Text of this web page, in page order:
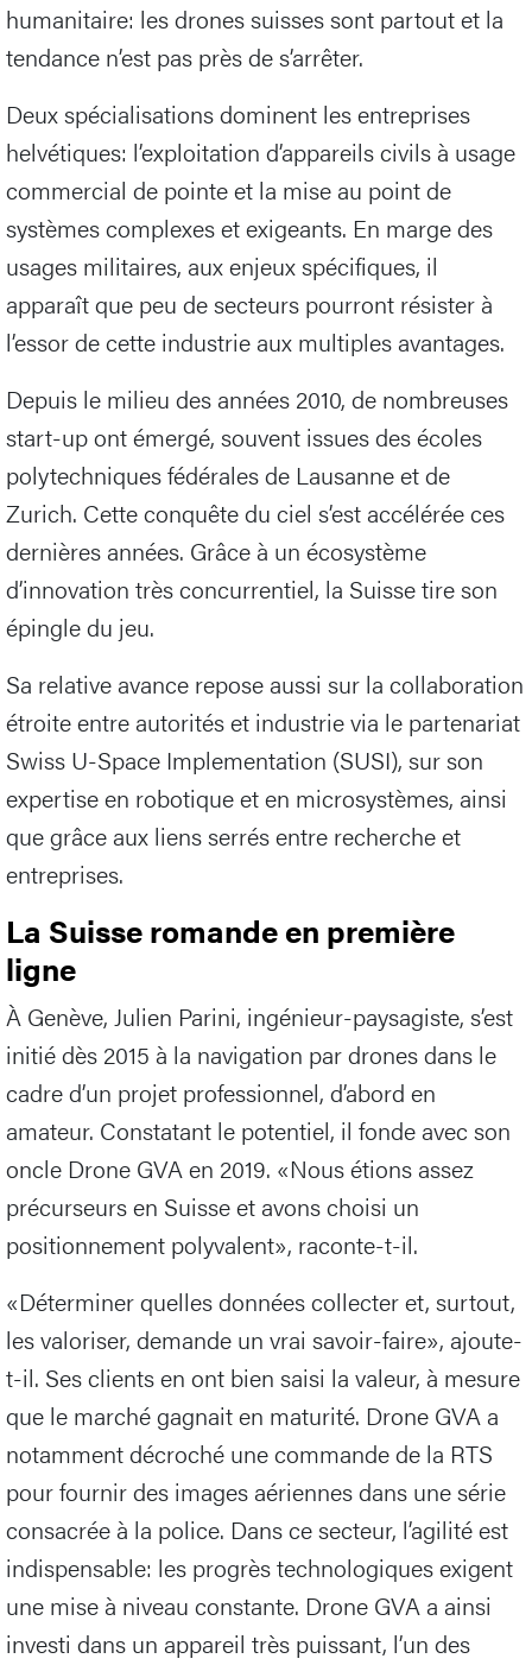
humanitaire: les drones suisses sont partout et la
tendance n’est pas près de s’arrêter.
Deux spécialisations dominent les entreprises
helvétiques: l’exploitation d’appareils civils à usage
commercial de pointe et la mise au point de
systèmes complexes et exigeants. En marge des
usages militaires, aux enjeux spécifiques, il
apparaît que peu de secteurs pourront résister à
l’essor de cette industrie aux multiples avantages.
Depuis le milieu des années 2010, de nombreuses
start-up ont émergé, souvent issues des écoles
polytechniques fédérales de Lausanne et de
Zurich. Cette conquête du ciel s’est accélérée ces
dernières années. Grâce à un écosystème
d’innovation très concurrentiel, la Suisse tire son
épingle du jeu.
Sa relative avance repose aussi sur la collaboration
étroite entre autorités et industrie via le partenariat
Swiss U-Space Implementation (SUSI), sur son
expertise en robotique et en microsystèmes, ainsi
que grâce aux liens serrés entre recherche et
entreprises.
La Suisse romande en première
ligne
À Genève, Julien Parini, ingénieur-paysagiste, s’est
initié dès 2015 à la navigation par drones dans le
cadre d’un projet professionnel, d’abord en
amateur. Constatant le potentiel, il fonde avec son
oncle Drone GVA en 2019. «Nous étions assez
précurseurs en Suisse et avons choisi un
positionnement polyvalent», raconte-t-il.
«Déterminer quelles données collecter et, surtout,
les valoriser, demande un vrai savoir-faire», ajoute-
t-il. Ses clients en ont bien saisi la valeur, à mesure
que le marché gagnait en maturité. Drone GVA a
notamment décroché une commande de la RTS
pour fournir des images aériennes dans une série
consacrée à la police. Dans ce secteur, l’agilité est
indispensable: les progrès technologiques exigent
une mise à niveau constante. Drone GVA a ainsi
investi dans un appareil très puissant, l’un des